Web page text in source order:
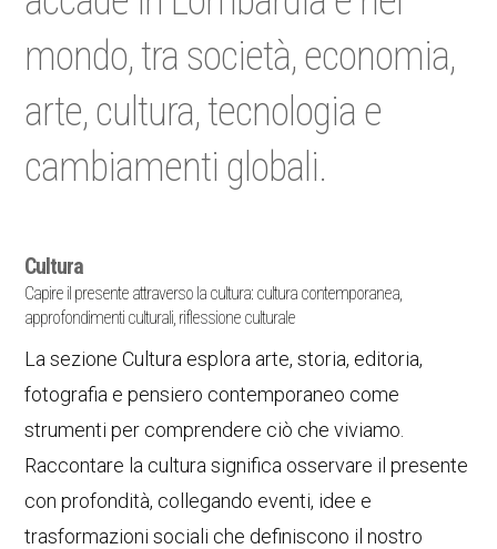
mondo, tra società, economia,
arte, cultura, tecnologia e
cambiamenti globali.
Cultura
Capire il presente attraverso la cultura: cultura contemporanea,
approfondimenti culturali, riflessione culturale
La sezione Cultura esplora arte, storia, editoria,
fotografia e pensiero contemporaneo come
strumenti per comprendere ciò che viviamo.
Raccontare la cultura significa osservare il presente
con profondità, collegando eventi, idee e
trasformazioni sociali che definiscono il nostro